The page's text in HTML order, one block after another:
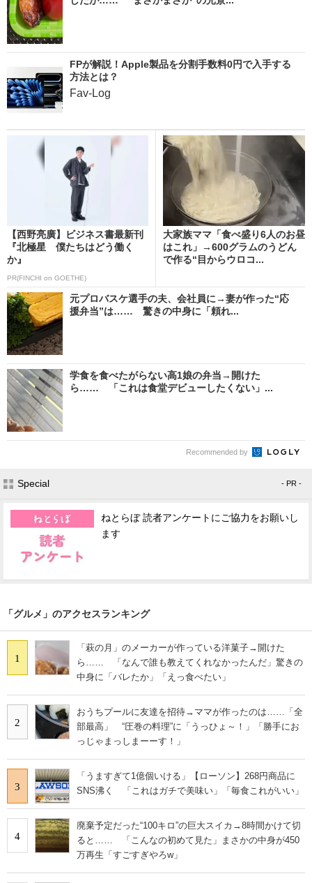
FPが解説！Apple製品を分割手数料0円で入手する
方法とは？
Fav-Log
【西野亮廣】ビジネス書最新刊
『北極星 僕たちはどう働く
か』
PR(FINCHI on GOETHE)
大家族ママ「食べ盛り6人のお昼
はこれ」→600グラムのうどん
で作る“目からウロコ...
元プロバスケ選手の夫、会社員に→妻が作った“応
援弁当”は…… 驚きの中身に「頼れ...
学食を食べたがらない高1娘の弁当→開けた
ら…… 「これは食堂デビューしたくない」...
Recommended by
Special - PR -
ねとらぼ 読者アンケートにご協力をお願いし
ます
「グルメ」のアクセスランキング
1
「萩の月」のメーカーが作っている洋菓子→開けた
ら…… 「なんで誰も教えてくれなかったんだ」驚きの
中身に「バレたか」「えっ食べたい」
2
おうちプールに友達を招待→ママが作ったのは……「全
部最高」 “圧巻の料理”に「うっひょ～！」「勝手にお
っじゃまっしまーーす！」
3
「うますぎて1億個いける」【ローソン】268円商品に
SNS沸く 「これはガチで美味い」「毎食これがいい」
4
廃棄予定だった“100キロ”の巨大スイカ→8時間かけて切
ると…… 「こんなの初めて見た」まさかの中身が450
万再生「すごすぎやろw」